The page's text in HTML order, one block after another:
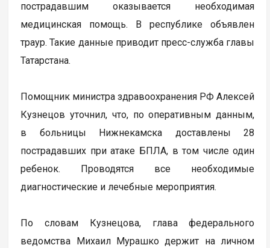
пострадавшим оказывается необходимая
медицинская помощь. В республике объявлен
траур. Такие данные приводит пресс-служба главы
Татарстана.
Помощник министра здравоохранения РФ Алексей
Кузнецов уточнил, что, по оперативным данным,
в больницы Нижнекамска доставлены 28
пострадавших при атаке БПЛА, в том числе один
ребенок. Проводятся все необходимые
диагностические и лечебные мероприятия.
По словам Кузнецова, глава федерального
ведомства Михаил Мурашко держит на личном